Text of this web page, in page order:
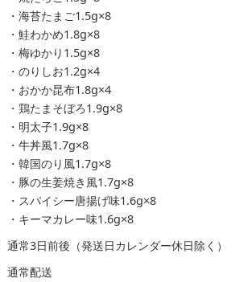
・海苔たまご1.5g×8
・鮭わかめ1.8g×8
・梅ゆかり1.5g×8
・のりしお1.2g×4
・おかか昆布1.8g×4
・鶏たまそぼろ1.9g×8
・明太子1.9g×8
・牛丼風1.7g×8
・韓国のり風1.7g×8
・豚の生姜焼き風1.7g×8
・スパイシー唐揚げ味1.6g×8
・キーマカレー味1.6g×8
通常3日前後（発送日カレンダー休日除く）
通常配送